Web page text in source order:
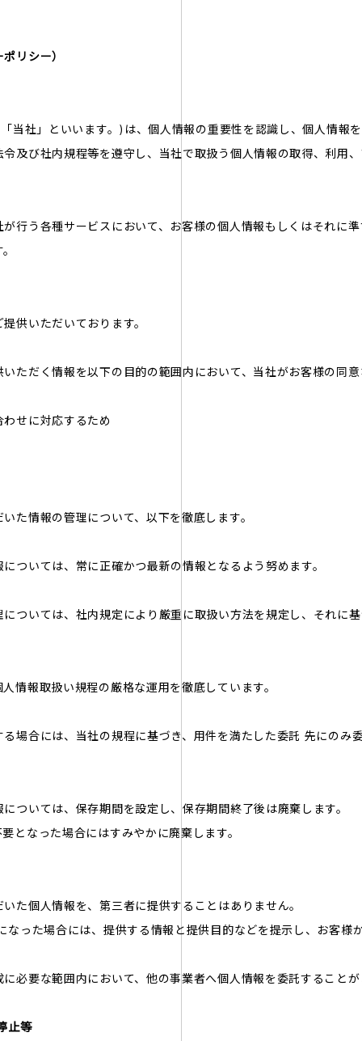
リシー）
当社」といいます。)は、個人情報の重要性を認識し、個人情報
及び社内規程等を遵守し、当社で取扱う個人情報の取得、利用
行う各種サービスにおいて、お客様の個人情報もしくはそれに
供いただいております。
ただく情報を以下の目的の範囲内において、当社がお客様の同
せに対応するため
た情報の管理について、以下を徹底します。
ついては、常に正確かつ最新の情報となるよう努めます。
ついては、社内規定により厳重に取扱い方法を規定し、それに
情報取扱い規程の厳格な運用を徹底しています。
場合には、当社の規程に基づき、用件を満たした委託 先にのみ
ついては、保存期間を設定し、保存期間終了後は廃棄します。
となった場合にはすみやかに廃棄します。
た個人情報を、第三者に提供することはありません。
なった場合には、提供する情報と提供目的などを提示し、お客様
必要な範囲内において、他の事業者へ個人情報を委託すること
止等